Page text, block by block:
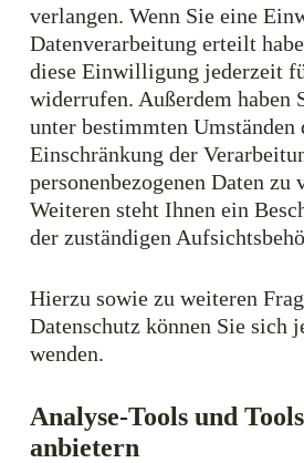
verlangen. Wenn Sie eine
Datenverarbeitung erteilt
diese Einwilligung jederzeit
widerrufen. Außerdem haben
unter bestimmten Umständen
Einschränkung der
personenbezogenen Daten zu
Weiteren steht Ihnen ein
der zuständigen
Hierzu sowie zu weiteren
Datenschutz können Sie sich
wenden.
Analyse-Tools und
anbietern